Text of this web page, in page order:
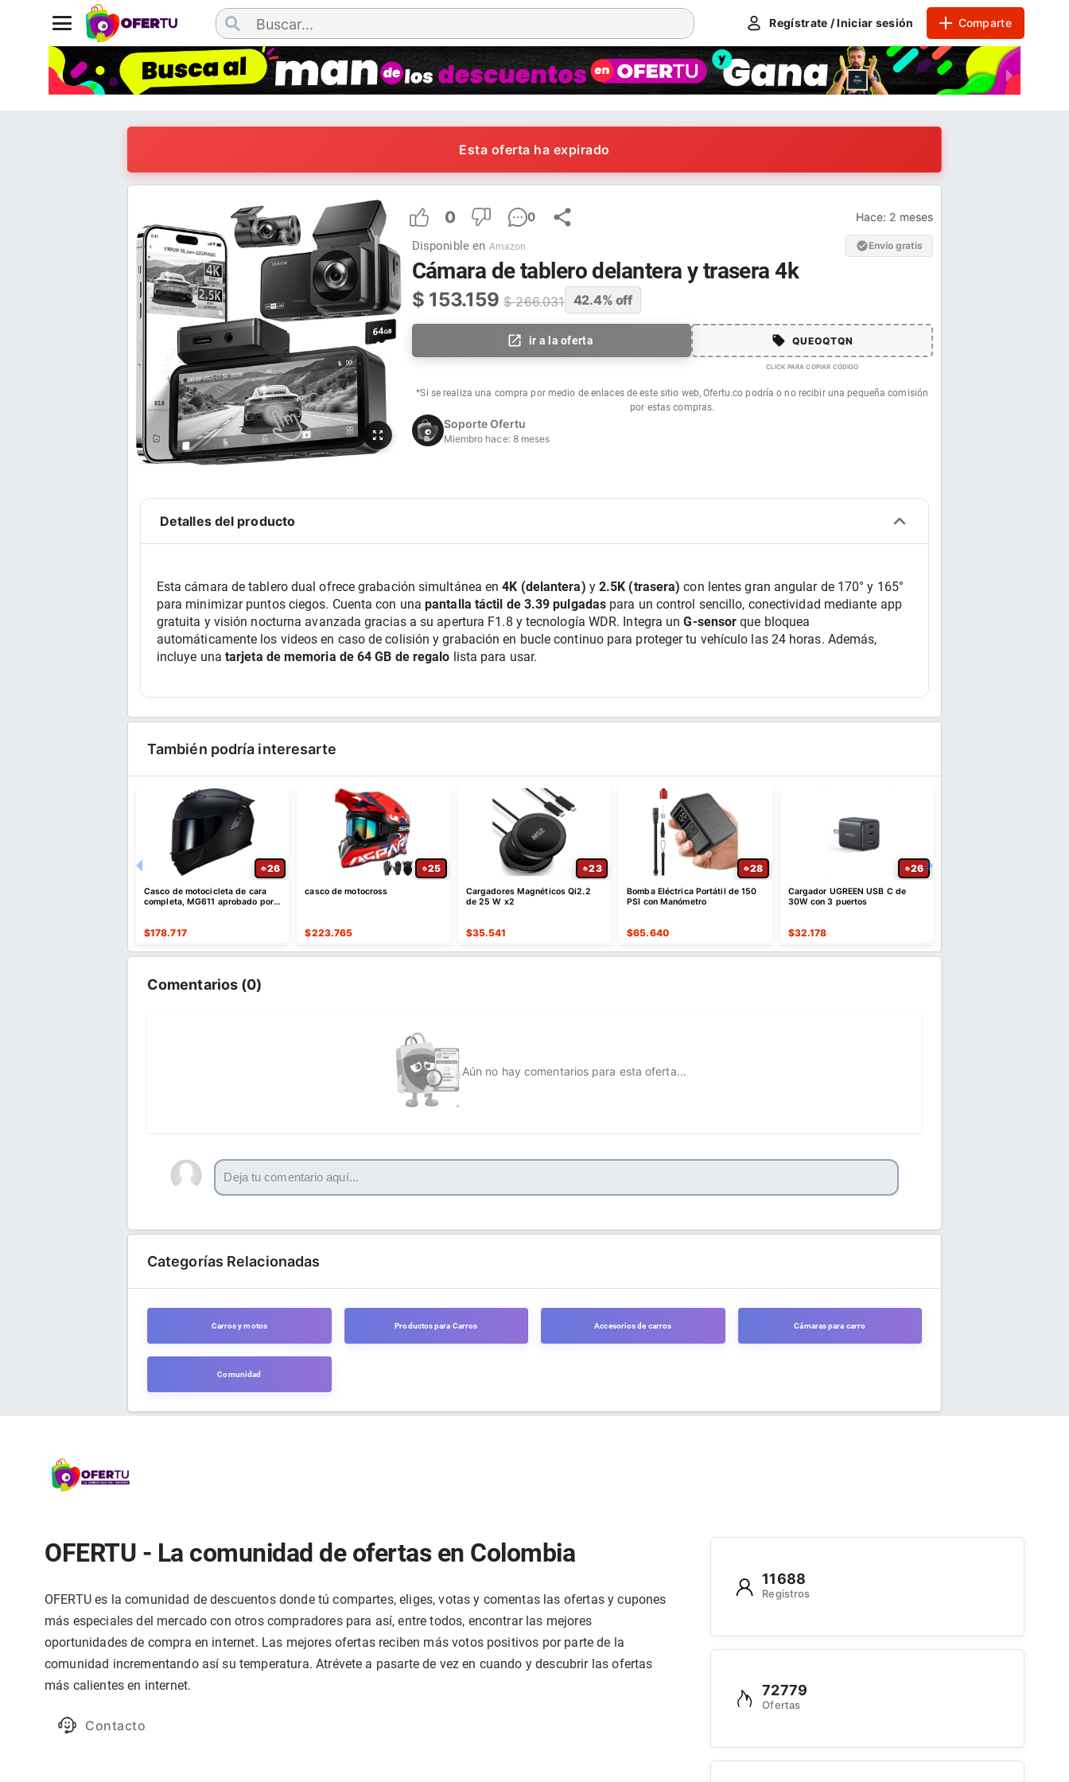
Regístrate / Iniciar sesión Comparte
Esta oferta ha expirado
0 0 Hace: 2 meses
Disponible en Amazon Envío gratis
Cámara de tablero delantera y trasera 4k
$ 153.159 $266.031 42.4% off
ir a la oferta QUEOQTQN
CLICK PARA COPIAR CÓDIGO
*Si se realiza una compra por medio de enlaces de este sitio web, Ofertu.co podría o no recibir una pequeña comisión
por estas compras.
Soporte Ofertu
Miembro hace: 8 meses
Detalles del producto
Esta cámara de tablero dual ofrece grabación simultánea en 4K (delantera) y 2.5K (trasera) con lentes gran angular de 170° y 165°
para minimizar puntos ciegos. Cuenta con una pantalla táctil de 3.39 pulgadas para un control sencillo, conectividad mediante app
gratuita y visión nocturna avanzada gracias a su apertura F1.8 y tecnología WDR. Integra un G-sensor que bloquea
automáticamente los videos en caso de colisión y grabación en bucle continuo para proteger tu vehículo las 24 horas. Además,
incluye una tarjeta de memoria de 64 GB de regalo lista para usar.
También podría interesarte
26
Casco de motocicleta de cara
completa, MG611 aprobado por
$178.717
25
casco de motocross
$223.765
23
Cargadores Magnéticos Qi2.2
de 25 W x2
$35.541
28
Bomba Eléctrica Portátil de 150
PSI con Manómetro
$65.640
26
Cargador UGREEN USB C de
30W con 3 puertos
$32.178
Comentarios (0)
Aún no hay comentarios para esta oferta...
Categorías Relacionadas
Carros y motos Productos para Carros Accesorios de carros Cámaras para carro
Comunidad
OFERTU - La comunidad de ofertas en Colombia
OFERTU es la comunidad de descuentos donde tú compartes, eliges, votas y comentas las ofertas y cupones
más especiales del mercado con otros compradores para así, entre todos, encontrar las mejores
oportunidades de compra en internet. Las mejores ofertas reciben más votos positivos por parte de la
comunidad incrementando así su temperatura. Atrévete a pasarte de vez en cuando y descubrir las ofertas
más calientes en internet.
Contacto
11688
Registros
72779
Ofertas